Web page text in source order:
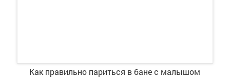
Как правильно париться в бане с малышом